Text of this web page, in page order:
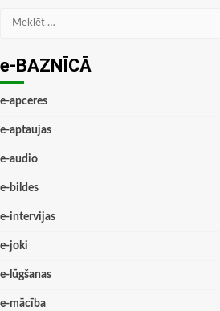
Meklēt:
e-BAZNĪCĀ
e-apceres
e-aptaujas
e-audio
e-bildes
e-intervijas
e-joki
e-lūgšanas
e-mācība